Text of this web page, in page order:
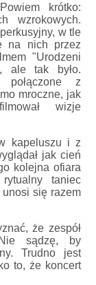
krótko:
wzrokowych.
w tle
na nich przez
"Urodzeni
ale tak było.
połączone z
mroczne, jak
wizje
kapeluszu i z
jak cień
kolejna ofiara
taniec
się razem
że zespół
sądzę, by
Trudno jest
to, że koncert